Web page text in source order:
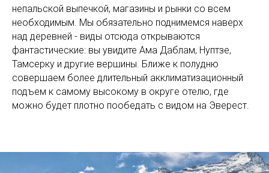
непальской выпечкой, магазины и рынки со всем
необходимым. Мы обязательно поднимемся наверх
над деревней - виды отсюда открываются
фантастические: вы увидите Ама Даблам, Нуптзе,
Тамсерку и другие вершины. Ближе к полудню
совершаем более длительный акклиматизационный
подъем к самому высокому в округе отелю, где
можно будет плотно пообедать с видом на Эверест.